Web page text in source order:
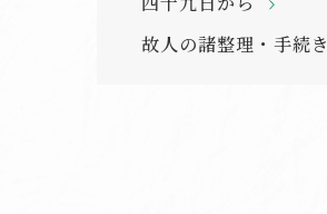
故人の諸整理・手続き